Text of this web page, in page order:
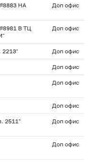
НА
Доп офис
В ТЦ
Доп офис
2213" Доп офис
Доп офис
Доп офис
Доп офис
2511" Доп офис
Доп офис